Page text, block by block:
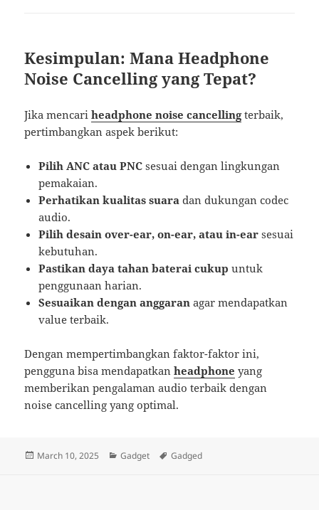
Kesimpulan: Mana Headphone
Noise Cancelling yang Tepat?
Jika mencariheadphone noise cancellingterbaik,
pertimbangkan aspek berikut:
Pilih ANC atau PNC sesuai dengan lingkungan
pemakaian.
Perhatikan kualitas suara dan dukungan codec
audio.
Pilih desain over-ear, on-ear, atau in-ear sesuai
kebutuhan.
Pastikan daya tahan baterai cukup untuk
penggunaan harian.
Sesuaikan dengan anggaran agar mendapatkan
value terbaik.
Dengan mempertimbangkan faktor-faktor ini,
pengguna bisa mendapatkanheadphone yang
memberikan pengalaman audio terbaik dengan
noise cancelling yang optimal.
Posted
March 10, 2025 Categories
Gadget Tags
Gadged